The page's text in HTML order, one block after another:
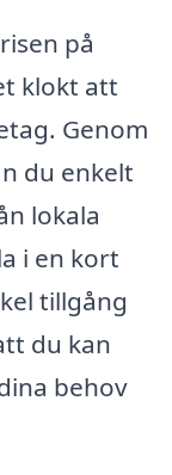
på
klokt att
Genom
du enkelt
lokala
i en kort
tillgång
du kan
behov